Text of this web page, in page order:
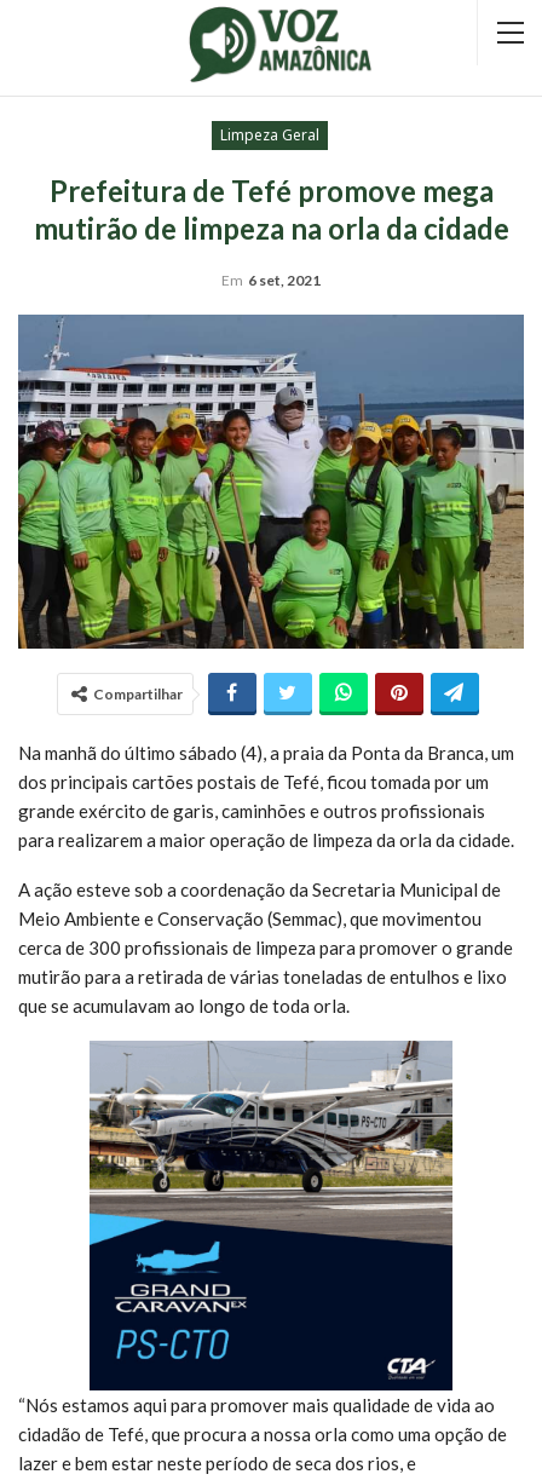
Limpeza Geral
Prefeitura de Tefé promove mega
mutirão de limpeza na orla da cidade
Em 6 set, 2021
Compartilhar
Na manhã do último sábado (4), a praia da Ponta da Branca, um
dos principais cartões postais de Tefé, ficou tomada por um
grande exército de garis, caminhões e outros profissionais
para realizarem a maior operação de limpeza da orla da cidade.
A ação esteve sob a coordenação da Secretaria Municipal de
Meio Ambiente e Conservação (Semmac), que movimentou
cerca de 300 profissionais de limpeza para promover o grande
mutirão para a retirada de várias toneladas de entulhos e lixo
que se acumulavam ao longo de toda orla.
“Nós estamos aqui para promover mais qualidade de vida ao
cidadão de Tefé, que procura a nossa orla como uma opção de
lazer e bem estar neste período de seca dos rios, e